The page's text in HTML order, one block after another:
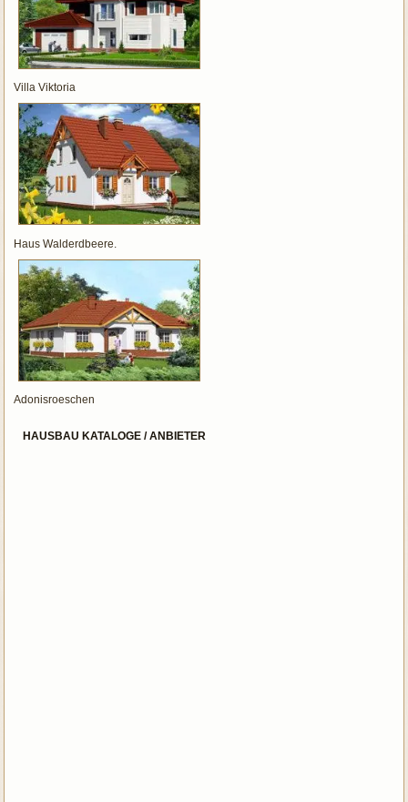
Villa Viktoria
Haus Walderdbeere.
Adonisroeschen
HAUSBAU KATALOGE / ANBIETER